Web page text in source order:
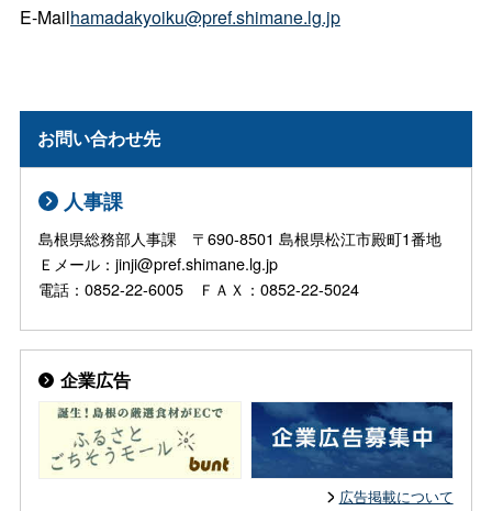
E-Mailhamadakyoiku@pref.shimane.lg.jp
お問い合わせ先
人事課
島根県総務部人事課 〒690-8501 島根県松江市殿町1番地
Ｅメール：jinji@pref.shimane.lg.jp
電話：0852-22-6005 ＦＡＸ：0852-22-5024
企業広告
広告掲載について